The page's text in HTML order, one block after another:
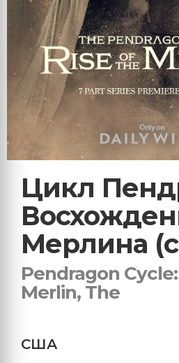
Цикл
Мерлина
Pendragon
Merlin, The
США